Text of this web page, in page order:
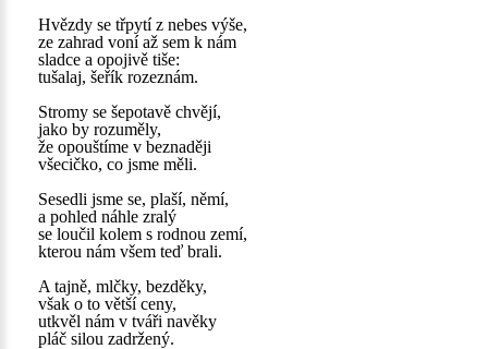
Hvězdy se třpytí z nebes výše,
ze zahrad voní až sem k nám
sladce a opojivě tiše:
tušalaj, šeřík rozeznám.
Stromy se šepotavě chvějí,
jako by rozuměly,
že opouštíme v beznaději
všecičko, co jsme měli.
Sesedli jsme se, plaší, němí,
a pohled náhle zralý
se loučil kolem s rodnou zemí,
kterou nám všem teď brali.
A tajně, mlčky, bezděky,
však o to větší ceny,
utkvěl nám v tváři navěky
pláč silou zadržený.